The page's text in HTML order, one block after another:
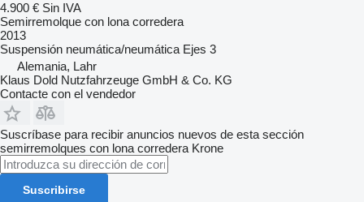
4.900 € Sin IVA
Semirremolque con lona corredera
2013
Suspensión neumática/neumática Ejes 3
Alemania, Lahr
Klaus Dold Nutzfahrzeuge GmbH & Co. KG
Contacte con el vendedor
Suscríbase para recibir anuncios nuevos de esta sección
semirremolques con lona corredera Krone
Suscribirse